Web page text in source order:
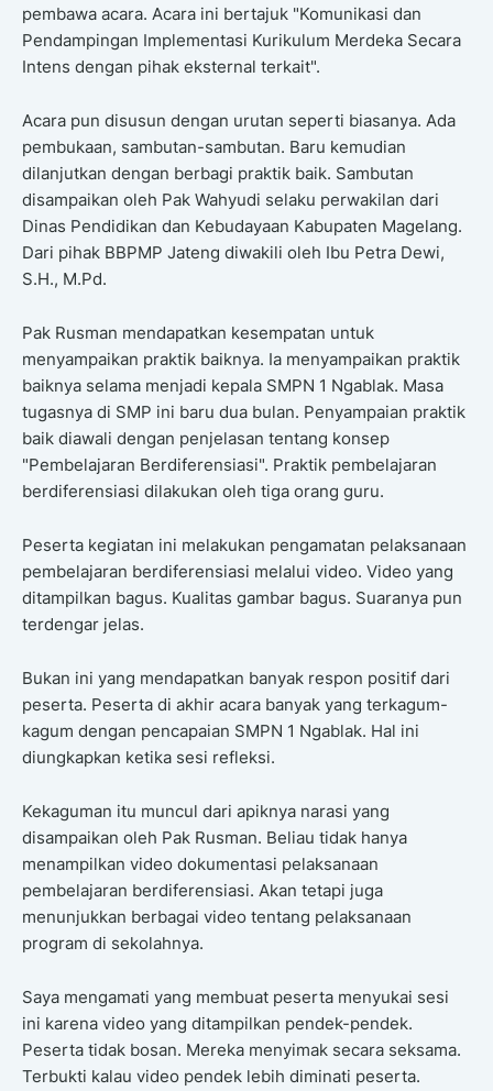
pembawa acara. Acara ini bertajuk "Komunikasi dan
Pendampingan Implementasi Kurikulum Merdeka Secara
Intens dengan pihak eksternal terkait".
Acara pun disusun dengan urutan seperti biasanya. Ada
pembukaan, sambutan-sambutan. Baru kemudian
dilanjutkan dengan berbagi praktik baik. Sambutan
disampaikan oleh Pak Wahyudi selaku perwakilan dari
Dinas Pendidikan dan Kebudayaan Kabupaten Magelang.
Dari pihak BBPMP Jateng diwakili oleh Ibu Petra Dewi,
S.H., M.Pd.
Pak Rusman mendapatkan kesempatan untuk
menyampaikan praktik baiknya. Ia menyampaikan praktik
baiknya selama menjadi kepala SMPN 1 Ngablak. Masa
tugasnya di SMP ini baru dua bulan. Penyampaian praktik
baik diawali dengan penjelasan tentang konsep
"Pembelajaran Berdiferensiasi". Praktik pembelajaran
berdiferensiasi dilakukan oleh tiga orang guru.
Peserta kegiatan ini melakukan pengamatan pelaksanaan
pembelajaran berdiferensiasi melalui video. Video yang
ditampilkan bagus. Kualitas gambar bagus. Suaranya pun
terdengar jelas.
Bukan ini yang mendapatkan banyak respon positif dari
peserta. Peserta di akhir acara banyak yang terkagum-
kagum dengan pencapaian SMPN 1 Ngablak. Hal ini
diungkapkan ketika sesi refleksi.
Kekaguman itu muncul dari apiknya narasi yang
disampaikan oleh Pak Rusman. Beliau tidak hanya
menampilkan video dokumentasi pelaksanaan
pembelajaran berdiferensiasi. Akan tetapi juga
menunjukkan berbagai video tentang pelaksanaan
program di sekolahnya.
Saya mengamati yang membuat peserta menyukai sesi
ini karena video yang ditampilkan pendek-pendek.
Peserta tidak bosan. Mereka menyimak secara seksama.
Terbukti kalau video pendek lebih diminati peserta.